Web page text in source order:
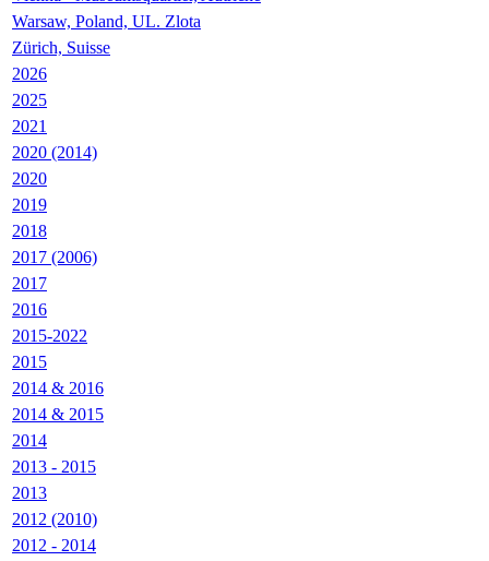
Warsaw, Poland, UL. Zlota
Zürich, Suisse
2026
2025
2021
2020 (2014)
2020
2019
2018
2017 (2006)
2017
2016
2015-2022
2015
2014 & 2016
2014 & 2015
2014
2013 - 2015
2013
2012 (2010)
2012 - 2014